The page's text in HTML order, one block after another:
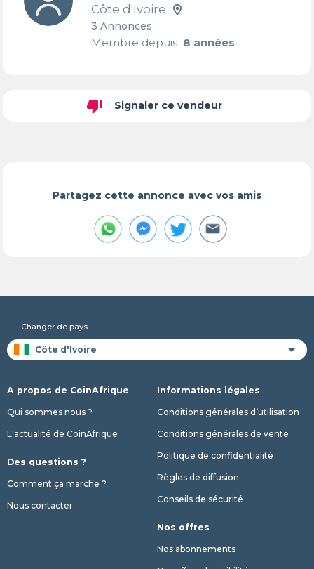
Côte d'Ivoire
3 Annonces
Membre depuis8 années
thumb_down Signaler ce vendeur
Partagez cette annonce avec vos amis
Changer de pays
A propos de CoinAfrique
Qui sommes nous ?
L'actualité de CoinAfrique
Des questions ?
Comment ça marche ?
Nous contacter
Informations légales
Conditions générales d’utilisation
Conditions générales de vente
Politique de confidentialité
Règles de diffusion
Conseils de sécurité
Nos offres
Nos abonnements